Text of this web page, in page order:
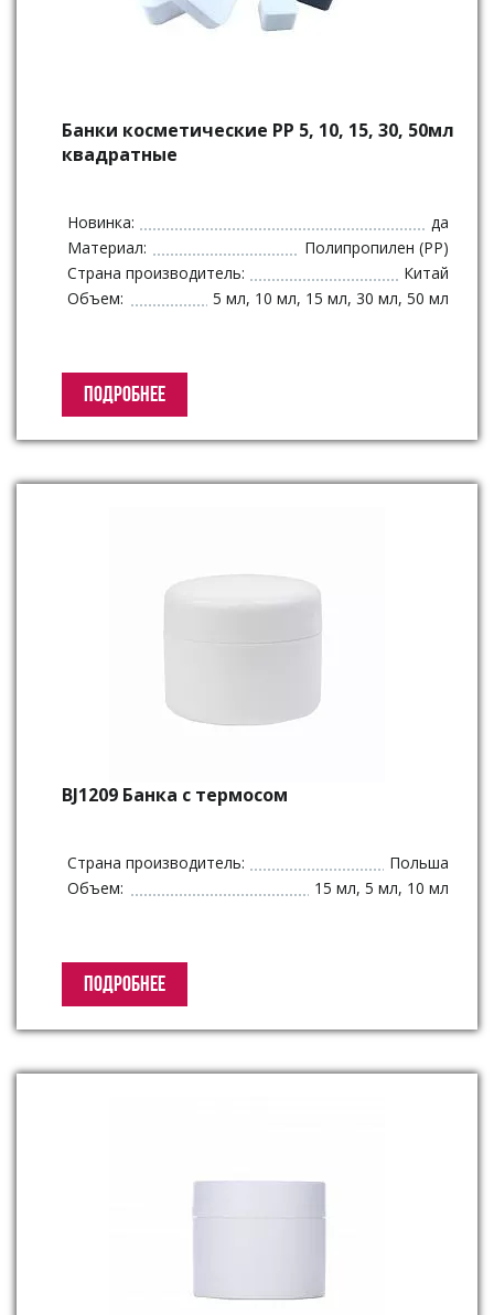
Банки косметические РР 5, 10, 15, 30, 50мл
квадратные
Новинка:
да
Материал:
Полипропилен (PP)
Страна производитель:
Китай
Объем:
5 мл, 10 мл, 15 мл, 30 мл, 50 мл
ПОДРОБНЕЕ
BJ1209 Банка с термосом
Страна производитель:
Польша
Объем:
15 мл, 5 мл, 10 мл
ПОДРОБНЕЕ